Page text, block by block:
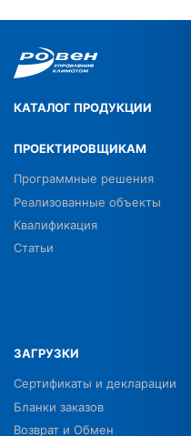
КАТАЛОГ ПРОДУКЦИИ
ПРОЕКТИРОВЩИКАМ
Программные решения
Реализованные объекты
Квалификация
Статьи
ЗАГРУЗКИ
Сертификаты и декларации
Бланки заказов
Возврат и Обмен